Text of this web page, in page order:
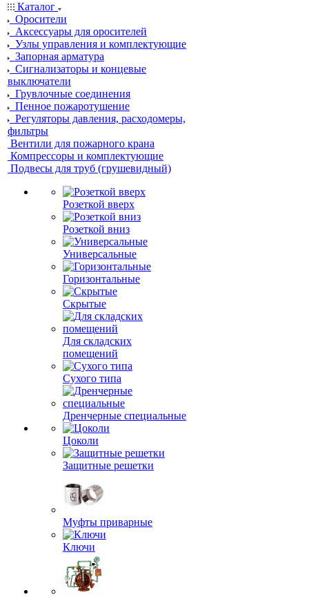
Каталог
Оросители
Аксессуары для оросителей
Узлы управления и комплектующие
Запорная арматура
Сигнализаторы и концевые
выключатели
Грувлочные соединения
Пенное пожаротушение
Регуляторы давления, расходомеры,
фильтры
Вентили для пожарного крана
Компрессоры и комплектующие
Подвесы для труб (грушевидный)
Розеткой вверх
Розеткой вниз
Универсальные
Горизонтальные
Скрытые
Для складских
помещений
Сухого типа
Дренчерные специальные
Цоколи
Защитные решетки
Муфты приварные
Ключи